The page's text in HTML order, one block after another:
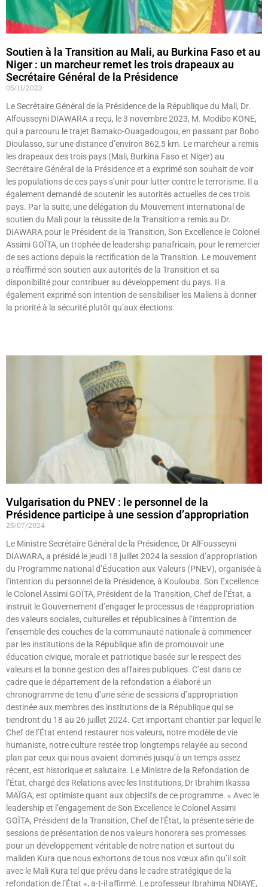
Soutien à la Transition au Mali, au Burkina Faso et au
Niger : un marcheur remet les trois drapeaux au
Secrétaire Général de la Présidence
05/11/2023
Le Secrétaire Général de la Présidence de la République du Mali, Dr.
Alfousseyni DIAWARA a reçu, le 3 novembre 2023, M. Modibo KONE,
qui a parcouru le trajet Bamako-Ouagadougou, en passant par Bobo
Dioulasso, sur une distance d’environ 862,5 km. Le marcheur a remis
les drapeaux des trois pays (Mali, Burkina Faso et Niger) au
Secrétaire Général de la Présidence et a exprimé son souhait de voir
les populations de ces pays s’unir pour lutter contre le terrorisme. Il a
également demandé de soutenir les autorités actuelles de ces trois
pays. Par la suite, une délégation du Mouvement international de
soutien du Mali pour la réussite de la Transition a remis au Dr.
DIAWARA pour le Président de la Transition, Son Excellence le Colonel
Assimi GOÏTA, un trophée de leadership panafricain, pour le remercier
de ses actions depuis la rectification de la Transition. Le mouvement
a réaffirmé son soutien aux autorités de la Transition et sa
disponibilité pour contribuer au développement du pays. Il a
également exprimé son intention de sensibiliser les Maliens à donner
la priorité à la sécurité plutôt qu’aux élections.
Vulgarisation du PNEV : le personnel de la
Présidence participe à une session d’appropriation
25/07/2024
Le Ministre Secrétaire Général de la Présidence, Dr AlFousseyni
DIAWARA, a présidé le jeudi 18 juillet 2024 la session d’appropriation
du Programme national d’Éducation aux Valeurs (PNEV), organisée à
l’intention du personnel de la Présidence, à Koulouba. Son Excellence
le Colonel Assimi GOÏTA, Président de la Transition, Chef de l’État, a
instruit le Gouvernement d’engager le processus de réappropriation
des valeurs sociales, culturelles et républicaines à l’intention de
l’ensemble des couches de la communauté nationale à commencer
par les institutions de la République afin de promouvoir une
éducation civique, morale et patriotique basée sur le respect des
valeurs et la bonne gestion des affaires publiques. C’est dans ce
cadre que le département de la refondation a élaboré un
chronogramme de tenu d’une série de sessions d’appropriation
destinée aux membres des institutions de la République qui se
tiendront du 18 au 26 juillet 2024. Cet important chantier par lequel le
Chef de l’État entend restaurer nos valeurs, notre modèle de vie
humaniste, notre culture restée trop longtemps relayée au second
plan par ceux qui nous avaient dominés jusqu’à un temps assez
récent, est historique et salutaire. Le Ministre de la Refondation de
l’État, chargé des Relations avec les Institutions, Dr Ibrahim Ikassa
MAÏGA, est optimiste quant aux objectifs de ce programme. « Avec le
leadership et l’engagement de Son Excellence le Colonel Assimi
GOÏTA, Président de la Transition, Chef de l’État, la présente série de
sessions de présentation de nos valeurs honorera ses promesses
pour un développement véritable de notre nation et surtout du
maliden Kura que nous exhortons de tous nos vœux afin qu’il soit
avec le Mali Kura tel que prévu dans le cadre stratégique de la
refondation de l’État », a-t-il affirmé. Le professeur Ibrahima NDIAYE,